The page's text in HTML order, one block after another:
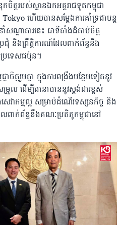
ចិត្តរបស់ស្ថានឯកអគ្គរាជទូតកម្ពុជា
ហើយបានសម្តែងការគាំទ្រជាបន្ត
ឋាគារនេះ ជាទីតាំងដ៏គាប់ចិត្ត
រជុំ និងព្រឹត្តិការណ៍ដែលពាក់ព័ន្ធនឹង
រទេសជប៉ុន។
ាចិត្តរួមគ្នា ក្នុងការពង្រឹងបន្ថែមទៀតនូវ
ល ដើម្បីធានាបាននូវស្តង់ដារខ្ពស់
វាកម្មល្អ សម្រាប់ដំណើរទស្សនកិច្ច និង
លពាក់ព័ន្ធនឹងគណៈប្រតិភូកម្ពុជានៅ